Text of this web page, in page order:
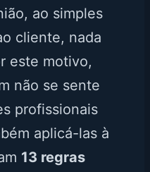
ao simples
cliente, nada
este motivo,
não se sente
profissionais
aplicá-las à
13 regras